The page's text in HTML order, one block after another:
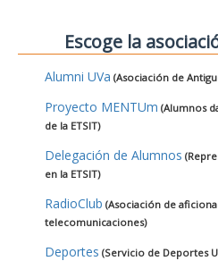
Escoge la
Alumni UVa (Asociación de
Proyecto MENTUm (Alumnos
de la ETSIT)
Delegación de Alumnos
en la ETSIT)
RadioClub (Asociación de
telecomunicaciones)
Deportes (Servicio de Deportes